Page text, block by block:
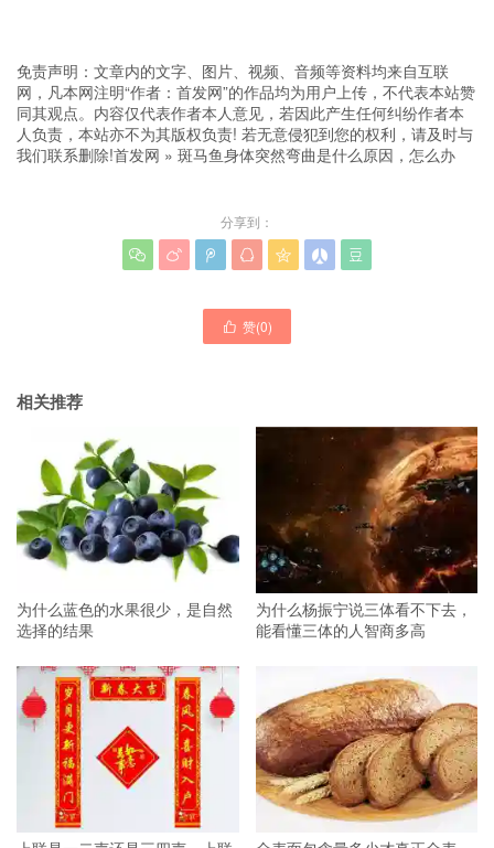
免责声明：文章内的文字、图片、视频、音频等资料均来自互联
网，凡本网注明“作者：首发网”的作品均为用户上传，不代表本站赞
同其观点。内容仅代表作者本人意见，若因此产生任何纠纷作者本
人负责，本站亦不为其版权负责! 若无意侵犯到您的权利，请及时与
我们联系删除!首发网 » 斑马鱼身体突然弯曲是什么原因，怎么办
分享到：
      
 赞(0)
相关推荐
为什么蓝色的水果很少，是自然
选择的结果
为什么杨振宁说三体看不下去，
能看懂三体的人智商多高